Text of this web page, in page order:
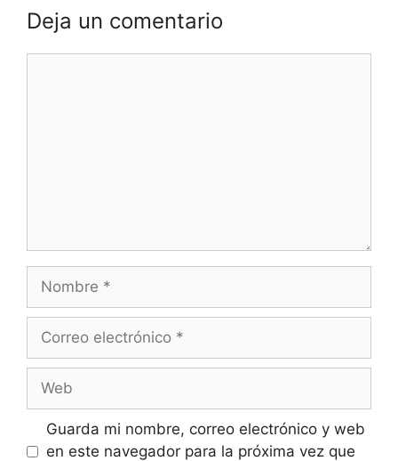
Deja un comentario
electrónico
Guarda mi nombre, correo electrónico y web
en este navegador para la próxima vez que